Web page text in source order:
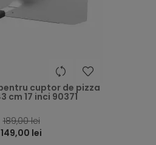
heart
cuptor de pizza
cm 17 inci 90371
189,00 lei
149,00 lei